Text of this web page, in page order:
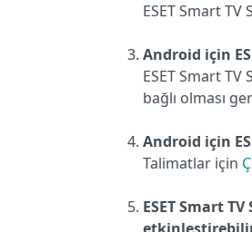
ESET Smart
Android için
ESET Smart TV
bağlı olması
Android için
Talimatlar için
ESET Smart